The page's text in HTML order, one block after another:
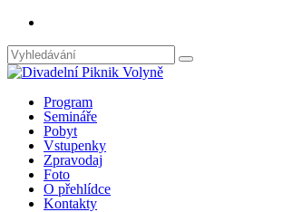
Program
Semináře
Pobyt
Vstupenky
Zpravodaj
Foto
O přehlídce
Kontakty